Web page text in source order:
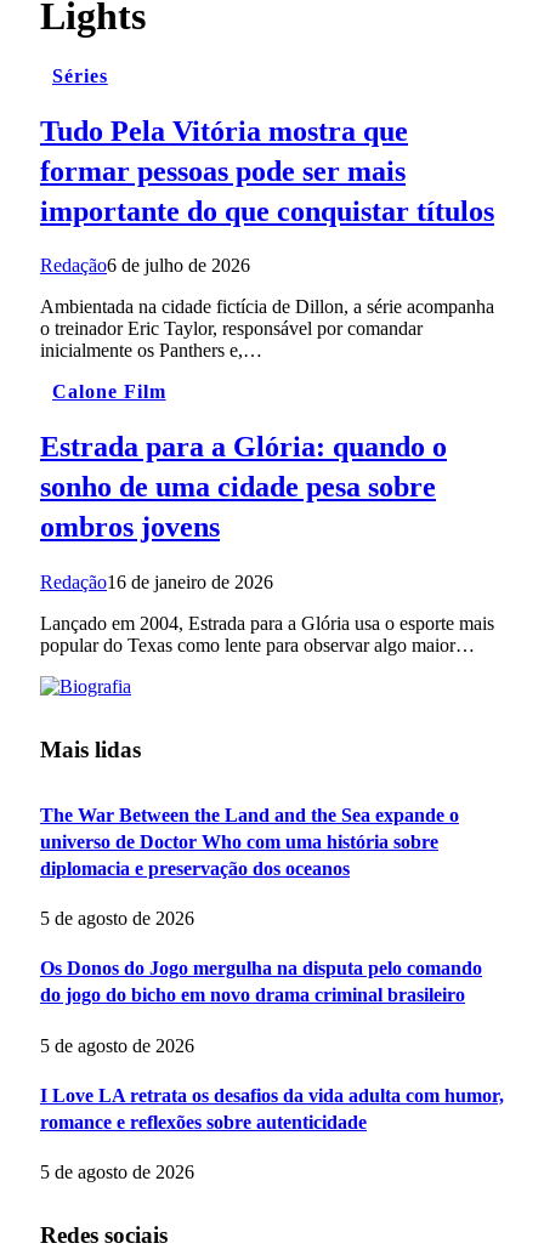
Lights
Séries
Tudo Pela Vitória mostra que
formar pessoas pode ser mais
importante do que conquistar títulos
Redação6 de julho de 2026
Ambientada na cidade fictícia de Dillon, a série acompanha
o treinador Eric Taylor, responsável por comandar
inicialmente os Panthers e,…
Calone Film
Estrada para a Glória: quando o
sonho de uma cidade pesa sobre
ombros jovens
Redação16 de janeiro de 2026
Lançado em 2004, Estrada para a Glória usa o esporte mais
popular do Texas como lente para observar algo maior…
Mais lidas
The War Between the Land and the Sea expande o
universo de Doctor Who com uma história sobre
diplomacia e preservação dos oceanos
5 de agosto de 2026
Os Donos do Jogo mergulha na disputa pelo comando
do jogo do bicho em novo drama criminal brasileiro
5 de agosto de 2026
I Love LA retrata os desafios da vida adulta com humor,
romance e reflexões sobre autenticidade
5 de agosto de 2026
Redes sociais